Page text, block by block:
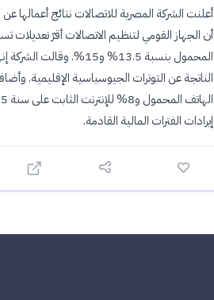
أن الجهاز القومي لتنظيم الاتصالات أقرّ تعديلات
المحمول بنسبة 13.5%
إيرادات الفترات المالية القادمة.